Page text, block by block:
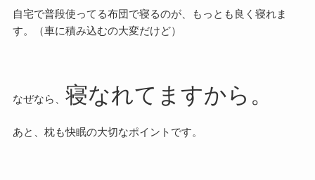
自宅で普段使ってる布団で寝るのが、もっとも良く寝れま
す。（車に積み込むの大変だけど）
なぜなら、 寝なれてますから。
あと、枕も快眠の大切なポイントです。